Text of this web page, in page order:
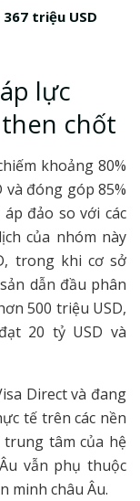
triệu USD
lực
chốt
khoảng 80%
đóng góp 85%
đảo so với các
của nhóm này
trong khi cơ sở
dẫn đầu phân
500 triệu USD,
20 tỷ USD và
Direct và đang
tế trên các nền
tâm của hệ
vẫn phụ thuộc
minh châu Âu.